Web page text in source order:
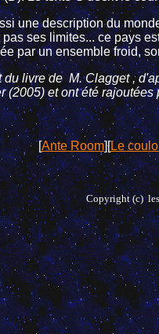
une description du
ses limites... ce pays
par un ensemble froid,
livre de M. Clagget ,
(2005) et ont été rajoutées
[Ante Room][Le
Copyright (c)